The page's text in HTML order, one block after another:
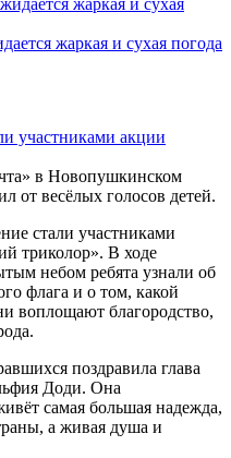
жаркая и сухая погода
в Новопушкинском
от весёлых голосов детей.
стали участниками
триколор». В ходе
небом ребята узнали об
флага и о том, какой
воплощают благородство,
поздравила глава
Доди. Она
самая большая надежда,
а живая душа и